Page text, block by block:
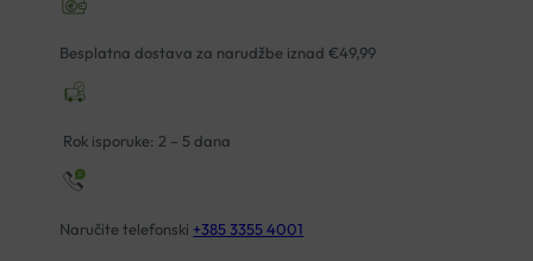
LIGHT
40ML
Besplatna dostava za narudžbe iznad €49,99
Rok isporuke: 2 – 5 dana
Naručite telefonski +385 3355 4001